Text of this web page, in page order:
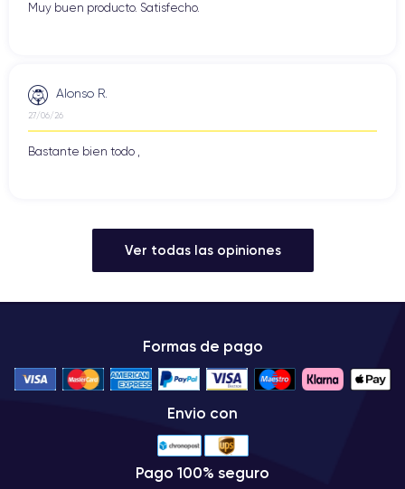
Muy buen producto. Satisfecho.
Alonso R.
27/06/26
Bastante bien todo ,
Ver todas las opiniones
Formas de pago
Envio con
Pago 100% seguro